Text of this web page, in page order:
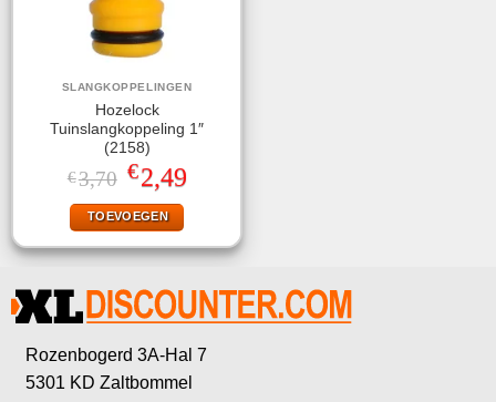
SLANGKOPPELINGEN
Hozelock
Tuinslangkoppeling 1″
(2158)
€3,70 Oorspronkelijke
prijs
was:
€3,70.
€2,49Huidige
prijs
is:
€2,49.
TOEVOEGEN
Rozenbogerd 3A-Hal 7
5301 KD Zaltbommel